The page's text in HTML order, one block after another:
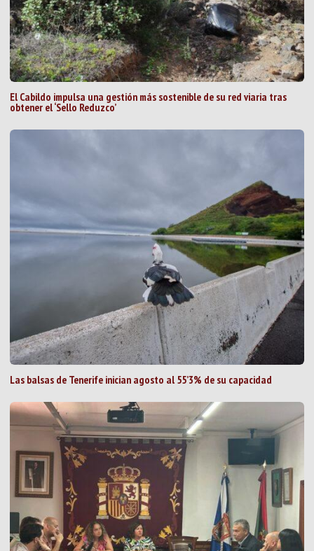
El Cabildo impulsa una gestión más sostenible de su red viaria tras
obtener el ‘Sello Reduzco’
Las balsas de Tenerife inician agosto al 55’3% de su capacidad